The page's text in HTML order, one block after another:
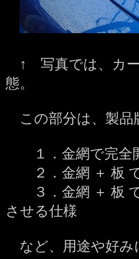
↑ 写真では、カー
態。
この部分は、製品
１．金網で完全
２．金網 ＋ 板
３．金網 ＋ 板 で
させる仕様
など、用途や好み